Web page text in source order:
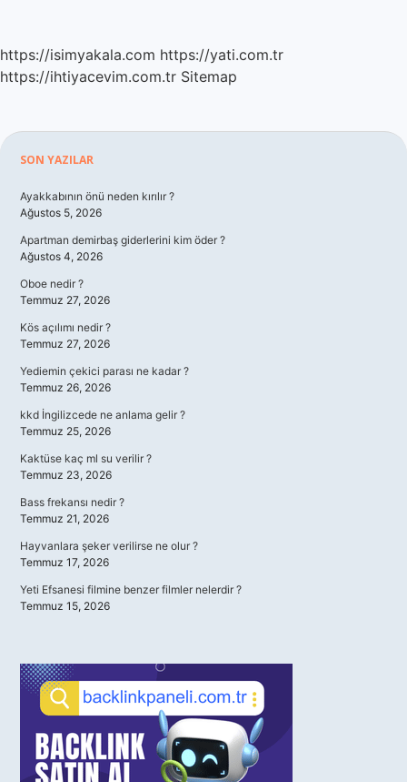
https://isimyakala.com https://yati.com.tr
https://ihtiyacevim.com.tr Sitemap
Sidebar
SON YAZILAR
Ayakkabının önü neden kırılır ?
Ağustos 5, 2026
Apartman demirbaş giderlerini kim öder ?
Ağustos 4, 2026
Oboe nedir ?
Temmuz 27, 2026
Kös açılımı nedir ?
Temmuz 27, 2026
Yediemin çekici parası ne kadar ?
Temmuz 26, 2026
kkd İngilizcede ne anlama gelir ?
Temmuz 25, 2026
Kaktüse kaç ml su verilir ?
Temmuz 23, 2026
Bass frekansı nedir ?
Temmuz 21, 2026
Hayvanlara şeker verilirse ne olur ?
Temmuz 17, 2026
Yeti Efsanesi filmine benzer filmler nelerdir ?
Temmuz 15, 2026